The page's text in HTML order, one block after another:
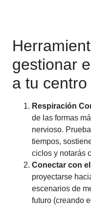
gestionar
a tu centro
Respiración
de las formas
nervioso.
tiempos,
ciclos y notarás
Conectar con
proyectarse
escenarios de
futuro (creando